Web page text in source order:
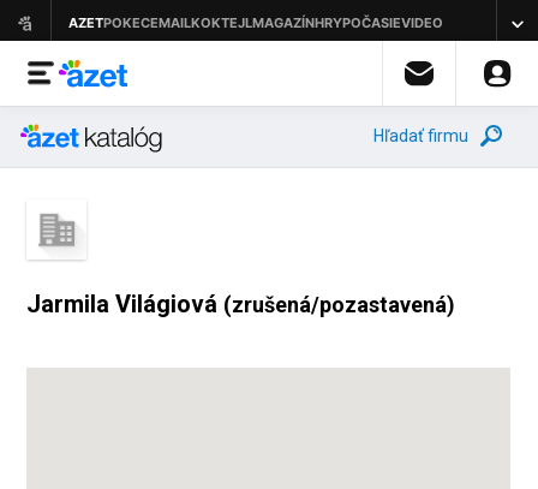
Hľadať firmu
Jarmila Világiová (zrušená/pozastavená)